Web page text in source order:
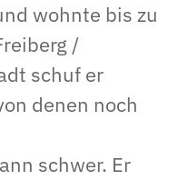
wohnte bis zu
/
schuf er
denen noch
schwer. Er